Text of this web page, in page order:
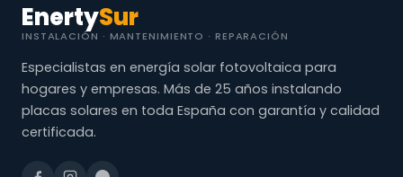
EnertySur
INSTALACIÓN · MANTENIMIENTO · REPARACIÓN
Especialistas en energía solar fotovoltaica para
hogares y empresas. Más de 25 años instalando
placas solares en toda España con garantía y calidad
certificada.